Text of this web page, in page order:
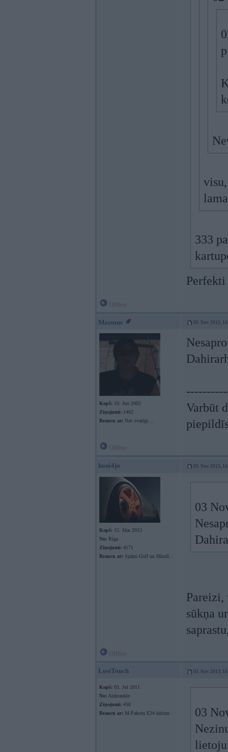
333
Massons 03. Nov 2013,
Kopš: 10. Jun 2002
Ziņojumi: 1462
Braucu ar: Nav svarīgi ...
Varbūt
koni4jo 03. Nov 2013,
Kopš: 15. Mar 2013
No: Rīga
Ziņojumi: 4171
Braucu ar: Spāņu Golf un Hūndī...
03
Pareizi,
sūkņa
LostTouch 03. Nov 2013,
Kopš: 03. Jul 2011
No: Aizkraukle
Ziņojumi: 450
Braucu ar: M-Pakotu E34 kūtiņu
03